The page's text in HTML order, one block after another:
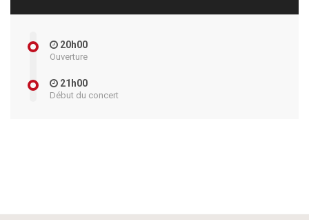
20h00
Ouverture
21h00
Début du concert